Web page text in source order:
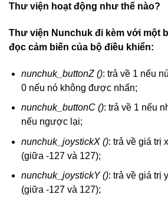
Thư viện hoạt động như thế nào?
Thư viện Nunchuk đi kèm với một
đọc cảm biến của bộ điều khiển:
nunchuk_buttonZ (): trả về 1 nếu
0 nếu nó không được nhấn;
nunchuk_buttonC (): trả về 1 nếu
nếu ngược lại;
nunchuk_joystickX (): trả về giá trị
(giữa -127 và 127);
nunchuk_joystickY (): trả về giá trị
(giữa -127 và 127);